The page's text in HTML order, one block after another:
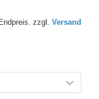
zzgl. Versand